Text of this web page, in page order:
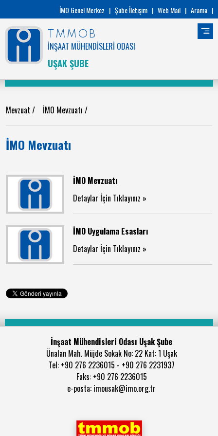
İMO Genel Merkez | Şube İletişim | Web Mail | Arama |
TMMOB
İNŞAAT MÜHENDİSLERİ ODASI
UŞAK ŞUBE
Mevzuat / İMO Mevzuatı /
İMO Mevzuatı
İMO Mevzuatı
Detaylar İçin Tıklayınız »
İMO Uygulama Esasları
Detaylar İçin Tıklayınız »
İnşaat Mühendisleri Odası Uşak Şube
Ünalan Mah. Müjde Sokak No: 22 Kat: 1 Uşak
Tel: +90 276 2236015 - +90 276 2231937
Faks: +90 276 2236015
e-posta: imousak@imo.org.tr